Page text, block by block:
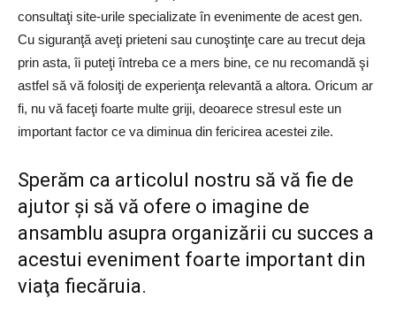
consultaţi site-urile specializate în evenimente de acest gen.
Cu siguranţă aveţi prieteni sau cunoştinţe care au trecut deja
prin asta, îi puteţi întreba ce a mers bine, ce nu recomandă şi
astfel să vă folosiţi de experienţa relevantă a altora. Oricum ar
fi, nu vă faceţi foarte multe griji, deoarece stresul este un
important factor ce va diminua din fericirea acestei zile.
Sperăm ca articolul nostru să vă fie de
ajutor şi să vă ofere o imagine de
ansamblu asupra organizării cu succes a
acestui eveniment foarte important din
viaţa fiecăruia.